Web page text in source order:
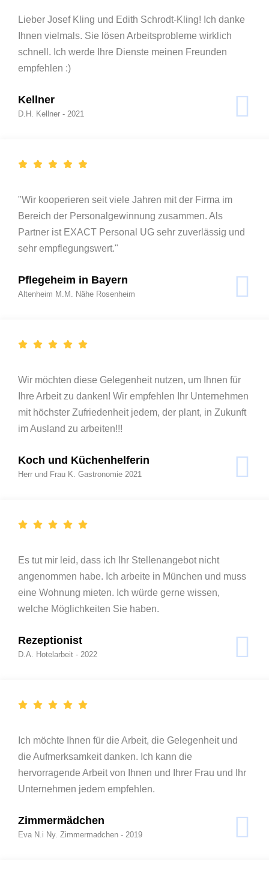
Lieber Josef Kling und Edith Schrodt-Kling! Ich danke
Ihnen vielmals. Sie lösen Arbeitsprobleme wirklich
schnell. Ich werde Ihre Dienste meinen Freunden
empfehlen :)
Kellner
D.H. Kellner - 2021
"Wir kooperieren seit viele Jahren mit der Firma im
Bereich der Personalgewinnung zusammen. Als
Partner ist EXACT Personal UG sehr zuverlässig und
sehr empflegungswert."
Pflegeheim in Bayern
Altenheim M.M. Nähe Rosenheim
Wir möchten diese Gelegenheit nutzen, um Ihnen für
Ihre Arbeit zu danken! Wir empfehlen Ihr Unternehmen
mit höchster Zufriedenheit jedem, der plant, in Zukunft
im Ausland zu arbeiten!!!
Koch und Küchenhelferin
Herr und Frau K. Gastronomie 2021
Es tut mir leid, dass ich Ihr Stellenangebot nicht
angenommen habe. Ich arbeite in München und muss
eine Wohnung mieten. Ich würde gerne wissen,
welche Möglichkeiten Sie haben.
Rezeptionist
D.A. Hotelarbeit - 2022
Ich möchte Ihnen für die Arbeit, die Gelegenheit und
die Aufmerksamkeit danken. Ich kann die
hervorragende Arbeit von Ihnen und Ihrer Frau und Ihr
Unternehmen jedem empfehlen.
Zimmermädchen
Eva N.i Ny. Zimmermadchen - 2019